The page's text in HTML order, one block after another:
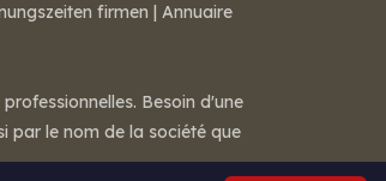
firmen | Annuaire
Besoin d'une
par le nom de la société que